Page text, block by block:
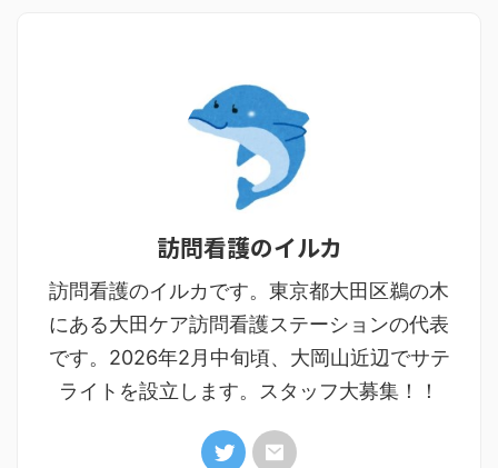
訪問看護のイルカ
訪問看護のイルカです。東京都大田区鵜の木
にある大田ケア訪問看護ステーションの代表
です。2026年2月中旬頃、大岡山近辺でサテ
ライトを設立します。スタッフ大募集！！